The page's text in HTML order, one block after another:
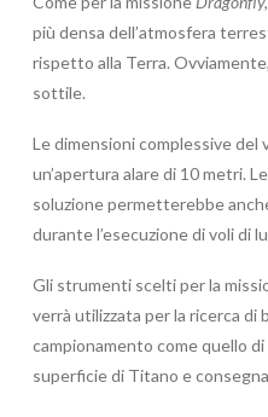
più densa dell’atmosfera
rispetto alla Terra.
sottile.
Le dimensioni complessive del
un’apertura alare di 10 metri.
soluzione permetterebbe
durante l’esecuzione di voli di
Gli strumenti scelti per la
verrà utilizzata per la ricerca di
campionamento come quello di
superficie di Titano e